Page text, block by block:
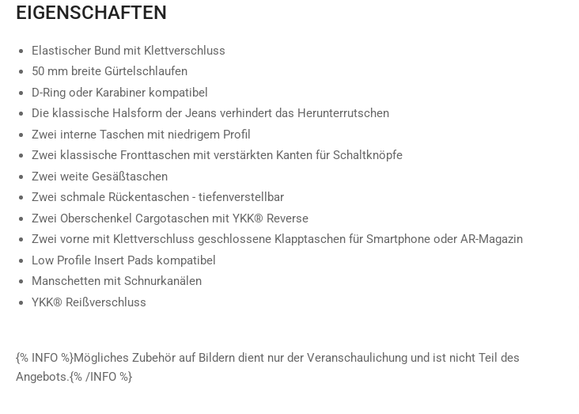
EIGENSCHAFTEN
Elastischer Bund mit Klettverschluss
50 mm breite Gürtelschlaufen
D-Ring oder Karabiner kompatibel
Die klassische Halsform der Jeans verhindert das Herunterrutschen
Zwei interne Taschen mit niedrigem Profil
Zwei klassische Fronttaschen mit verstärkten Kanten für Schaltknöpfe
Zwei weite Gesäßtaschen
Zwei schmale Rückentaschen - tiefenverstellbar
Zwei Oberschenkel Cargotaschen mit YKK® Reverse
Zwei vorne mit Klettverschluss geschlossene Klapptaschen für Smartphone oder AR-Magazin
Low Profile Insert Pads kompatibel
Manschetten mit Schnurkanälen
YKK® Reißverschluss
{% INFO %}Mögliches Zubehör auf Bildern dient nur der Veranschaulichung und ist nicht Teil des
Angebots.{% /INFO %}